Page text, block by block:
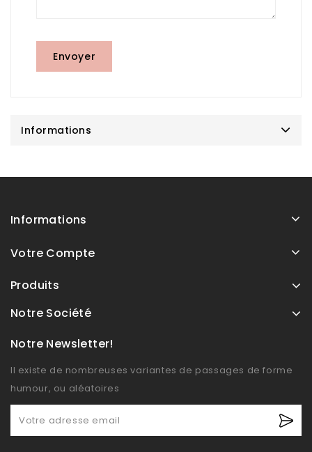
Informations
Informations
Votre Compte
Produits
Notre Société
Notre Newsletter!
Il existe de nombreuses variantes de passages de forme
humour, ou aléatoires